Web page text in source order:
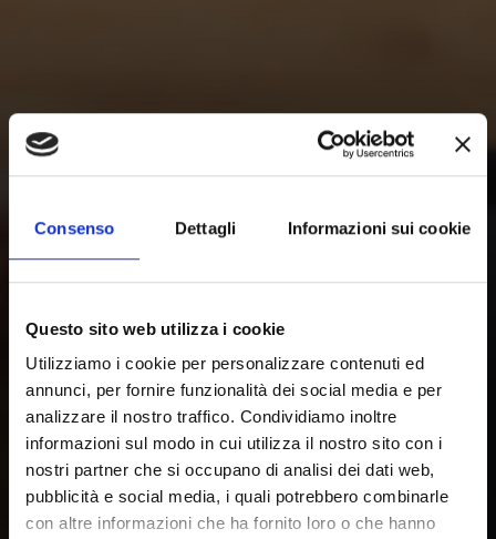
Consenso Dettagli Informazioni sui cookie
Questo sito web utilizza i cookie
Utilizziamo i cookie per personalizzare contenuti ed
annunci, per fornire funzionalità dei social media e per
analizzare il nostro traffico. Condividiamo inoltre
informazioni sul modo in cui utilizza il nostro sito con i
nostri partner che si occupano di analisi dei dati web,
pubblicità e social media, i quali potrebbero combinarle
con altre informazioni che ha fornito loro o che hanno